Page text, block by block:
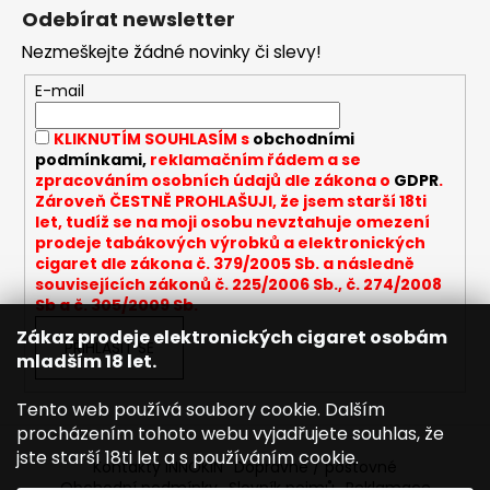
Zákaz prodeje elektronických cigaret osobám
mladším 18 let.
Tento web používá soubory cookie. Dalším
procházením tohoto webu vyjadřujete souhlas, že
jste starší 18ti let a s používáním cookie.
a
j
í
?
HLEDAT
D
o
p
o
r
u
Odebírat newsletter
Nezmeškejte žádné novinky či slevy!
E-mail
KLIKNUTÍM SOUHLASÍM s obchodními
podmínkami,reklamačním řádem a se
zpracováním osobních údajů dle zákona o GDPR.
Zároveň ČESTNĚ PROHLAŠUJI, že jsem starší 18ti
let, tudíž se na moji osobu nevztahuje omezení
prodeje tabákových výrobků a elektronických
cigaret dle zákona č. 379/2005 Sb. a následně
souvisejících zákonů č. 225/2006 Sb., č. 274/2008
Sb a č. 305/2009 Sb.
PŘIHLÁSIT SE
Kontakty INNOKIN Dopravné / poštovné